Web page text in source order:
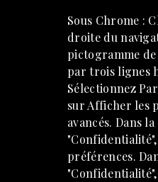
Sous Chrome :
droite du
pictogramme
par trois lignes
Sélectionnez
sur Afficher les
avancés. Dans
préférences.